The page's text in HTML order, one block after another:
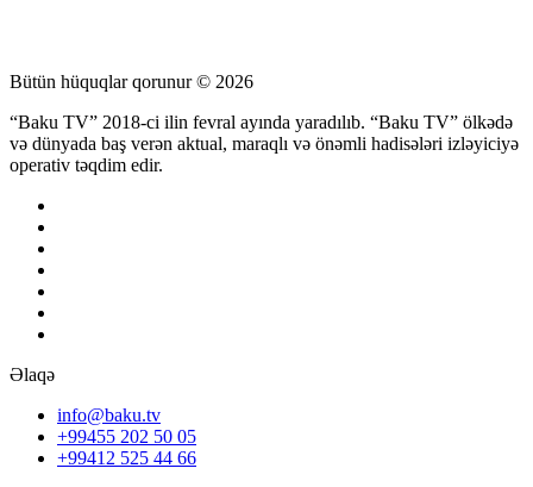
Bütün hüquqlar qorunur © 2026
“Baku TV” 2018-ci ilin fevral ayında yaradılıb. “Baku TV” ölkədə
və dünyada baş verən aktual, maraqlı və önəmli hadisələri izləyiciyə
operativ təqdim edir.
Əlaqə
info@baku.tv
+99455 202 50 05
+99412 525 44 66